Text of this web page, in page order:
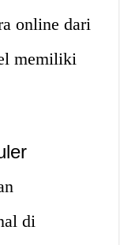
online dari
memiliki
di